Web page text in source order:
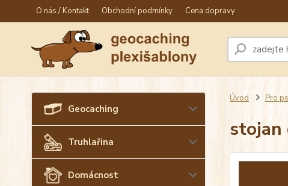
O nás / Kontakt Obchodní podmínky Cena dopravy
Geocaching
Truhlařina
Domácnost
Úvod Pro
stojan